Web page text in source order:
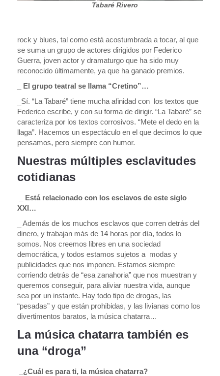
Tabaré Rivero
rock y blues, tal como está acostumbrada a tocar, al que
se suma un grupo de actores dirigidos por Federico
Guerra, joven actor y dramaturgo que ha sido muy
reconocido últimamente, ya que ha ganado premios.
_ El grupo teatral se llama “Cretino”…
_Sí. “La Tabaré” tiene mucha afinidad con los textos que
Federico escribe, y con su forma de dirigir. “La Tabaré” se
caracteriza por los textos corrosivos. “Mete el dedo en la
llaga”. Hacemos un espectáculo en el que decimos lo que
pensamos, pero siempre con humor.
Nuestras múltiples esclavitudes
cotidianas
_ Está relacionado con los esclavos de este siglo
XXI…
_ Además de los muchos esclavos que corren detrás del
dinero, y trabajan más de 14 horas por día, todos lo
somos. Nos creemos libres en una sociedad
democrática, y todos estamos sujetos a modas y
publicidades que nos imponen. Estamos siempre
corriendo detrás de “esa zanahoria” que nos muestran y
queremos conseguir, para aliviar nuestra vida, aunque
sea por un instante. Hay todo tipo de drogas, las
“pesadas” y que están prohibidas, y las livianas como los
divertimentos baratos, la música chatarra…
La música chatarra también es
una “droga”
_¿Cuál es para ti, la música chatarra?